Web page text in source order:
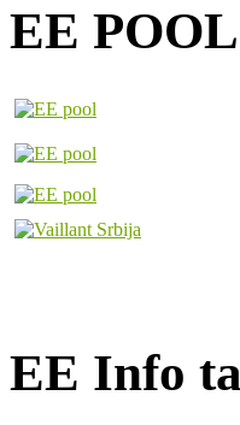
EE
EE Info